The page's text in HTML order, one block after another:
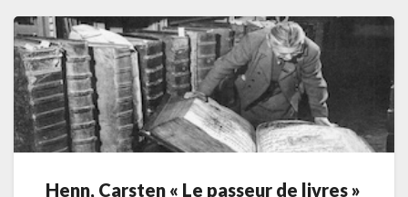
Henn,
Henn, Carsten « Le passeur de livres »